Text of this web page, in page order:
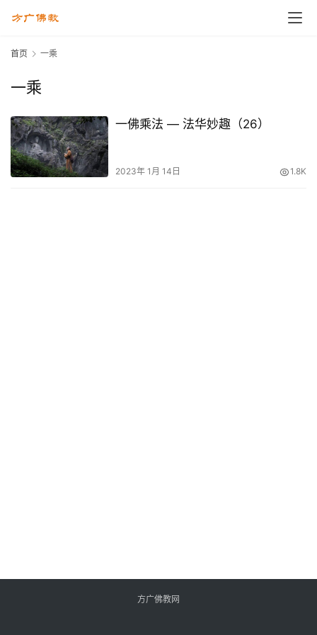
首页 一乘
一乘
一佛乘法 — 法华妙趣（26）
2023年 1月 14日 1.8K
方广佛教网